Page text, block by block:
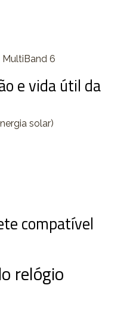
6
e vida útil da
solar)
compatível
relógio